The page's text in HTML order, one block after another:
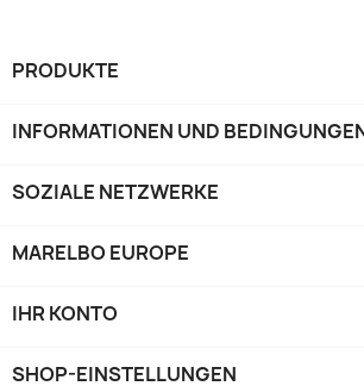
PRODUKTE
INFORMATIONEN UND
SOZIALE NETZWERKE
MARELBO EUROPE
IHR KONTO
SHOP-EINSTELLUNGEN